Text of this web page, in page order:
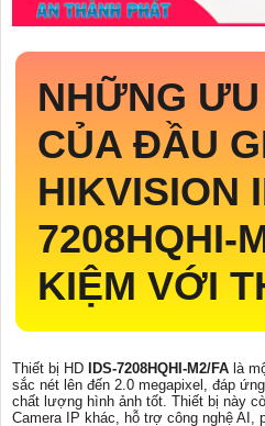
NHỮNG
CỦA ĐẦU
HIKVISION
7208HQHI-
KIỆM VỚI
Thiết bị HD IDS-7208HQHI-M2/FA là
sắc nét lên đến 2.0 megapixel, đáp
chất lượng hình ảnh tốt. Thiết bị này
Camera IP khác, hỗ trợ công nghệ AI,